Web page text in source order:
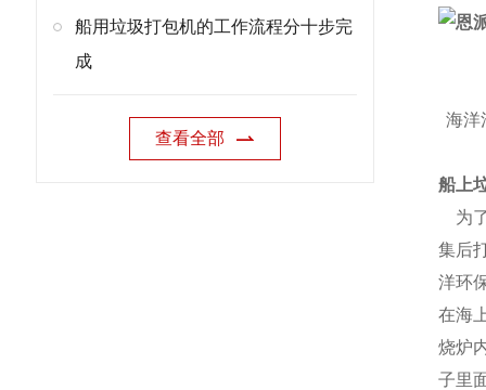
船用垃圾打包机的工作流程分十步完
成
查看全部
海洋
船上
为了
集后
洋环
在海
烧炉
子里